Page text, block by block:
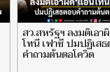
สว.สหรัฐฯ ลงมติเอา
โทนี เฟาซี ปมปฏิเส
คำถามต้นตอโควิด